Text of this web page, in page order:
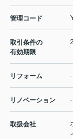
管理コード
取引条件の
有効期限
リフォーム
リノベーション
取扱会社